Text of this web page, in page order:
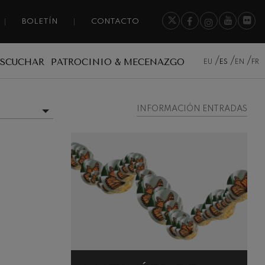
BOLETÍN CONTACTO
PATROCINIO & MECENAZGO EU ES EN FR
INFORMACIÓN ENTRADAS